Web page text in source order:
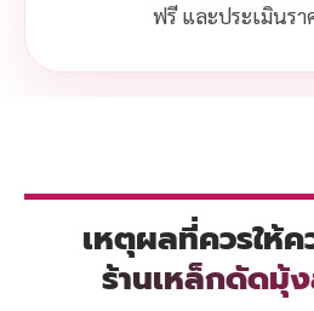
ฟรี และประเมินร
เหตุผลที่ควรให้ค
ร้านเหล็กดัดมุ้